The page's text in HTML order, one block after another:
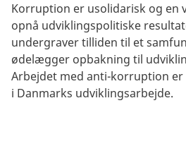
Korruption er usolidarisk og en
opnå udviklingspolitiske
undergraver tilliden til et
ødelægger opbakning til
Arbejdet med anti-korruption
i Danmarks udviklingsarbejde.